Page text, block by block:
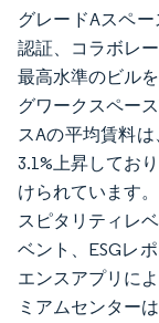
グレードAスペ
認証、コラボレ
最高水準のビル
グワークスペー
スAの平均賃料
3.1%上昇してお
けられています
スピタリティレ
ベント、ESGレ
エンスアプリに
ミアムセンター